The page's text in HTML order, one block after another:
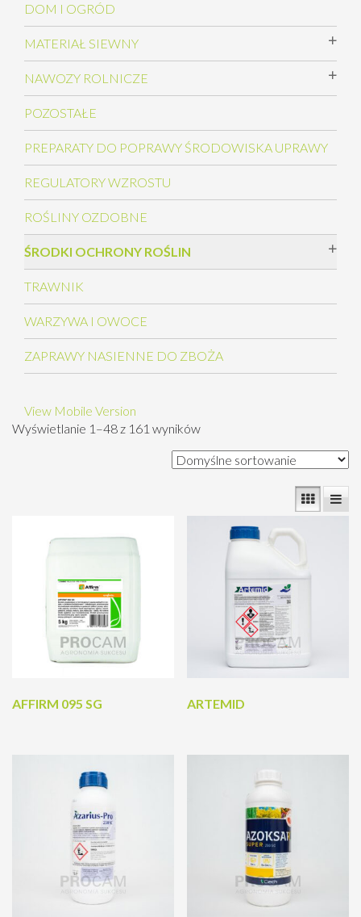
DOM I OGRÓD
MATERIAŁ SIEWNY
NAWOZY ROLNICZE
POZOSTAŁE
PREPARATY DO POPRAWY ŚRODOWISKA UPRAWY
REGULATORY WZROSTU
ROŚLINY OZDOBNE
ŚRODKI OCHRONY ROŚLIN
TRAWNIK
WARZYWA I OWOCE
ZAPRAWY NASIENNE DO ZBOŻA
View Mobile Version
Wyświetlanie 1–48 z 161 wyników
AFFIRM 095 SG ARTEMID